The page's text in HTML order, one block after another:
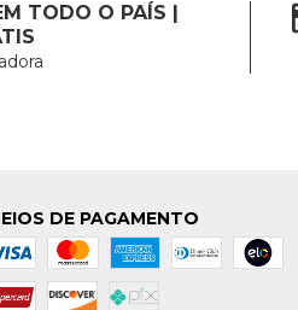
TODO O PAÍS |
DE PAGAMENTO